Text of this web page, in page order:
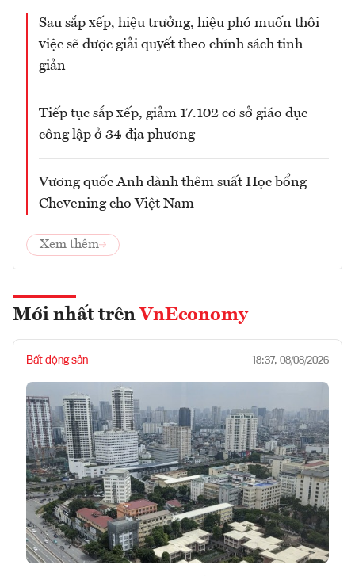
Sau sắp xếp, hiệu trưởng, hiệu phó muốn thôi
việc sẽ được giải quyết theo chính sách tinh
giản
Tiếp tục sắp xếp, giảm 17.102 cơ sở giáo dục
công lập ở 34 địa phương
Vương quốc Anh dành thêm suất Học bổng
Chevening cho Việt Nam
Xem thêm
Mới nhất trên VnEconomy
Bất động sản 18:37, 08/08/2026